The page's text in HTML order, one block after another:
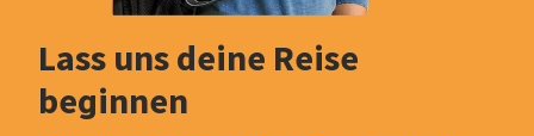
Lass uns deine Reise
beginnen